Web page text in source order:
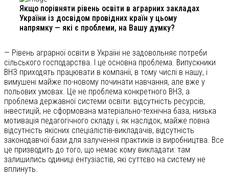
Якщо порівняти рівень освіти в аграрних закладах
України із досвідом провідних країн у цьому
напрямку — які є проблеми, на Вашу думку?
— Рівень аграрної освіти в Україні не задовольняє потреби
сільського господарства. І це основна проблема. Випускники
ВНЗ приходять працювати в компанії, в тому числі в нашу, і
вимушені майже по-новому починати навчання, але вже у
польових умовах. Це не проблема конкретного ВНЗ, а
проблема державної системи освіти: відсутність ресурсів,
інвестицій, не сформована матеріально-технічна база, низька
мотивація педагогічного складу і, як наслідок, майже повна
відсутність якісних спеціалістів-викладачів, відсутність
законодавчої бази для залучення практиків із виробництва. Все
це призводить до того, що немає кому викладати: там
залишились одиниці ентузіастів, які суттєво на систему не
вплинуть.